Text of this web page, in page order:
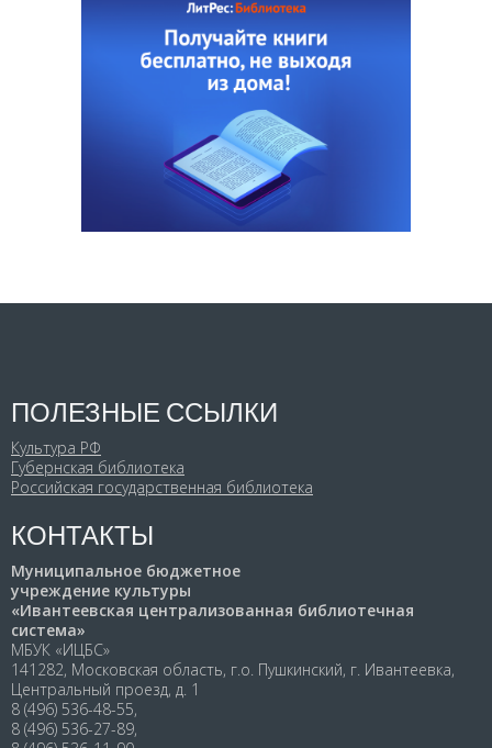
ПОЛЕЗНЫЕ ССЫЛКИ
Культура РФ
Губернская библиотека
Российская государственная библиотека
КОНТАКТЫ
Муниципальное бюджетное
учреждение культуры
«Ивантеевская централизованная библиотечная
система»
МБУК «ИЦБС»
141282, Московская область, г.о. Пушкинский, г. Ивантеевка,
Центральный проезд, д. 1
8 (496) 536-48-55,
8 (496) 536-27-89,